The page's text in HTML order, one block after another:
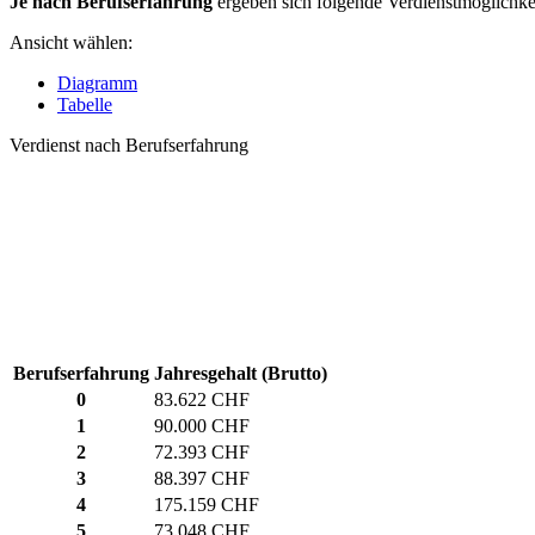
Ansicht wählen:
Diagramm
Tabelle
Verdienst nach Berufserfahrung
Berufserfahrung Jahresgehalt (Brutto)
0
83.622 CHF
1
90.000 CHF
2
72.393 CHF
3
88.397 CHF
4
175.159 CHF